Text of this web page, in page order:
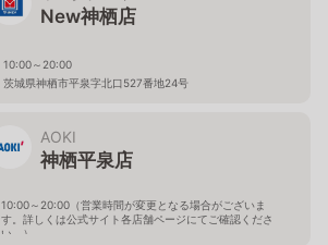
New神栖店
10:00～20:00
茨城県神栖市平泉字北口527番地24号
AOKI
神栖平泉店
10:00～20:00（営業時間が変更となる場合がございま
す。詳しくは公式サイト各店舗ページにてご確認くださ
い。）